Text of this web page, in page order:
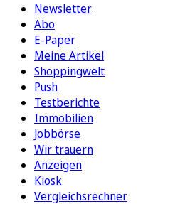
Newsletter
Abo
E-Paper
Meine Artikel
Shoppingwelt
Push
Testberichte
Immobilien
Jobbörse
Wir trauern
Anzeigen
Kiosk
Vergleichsrechner